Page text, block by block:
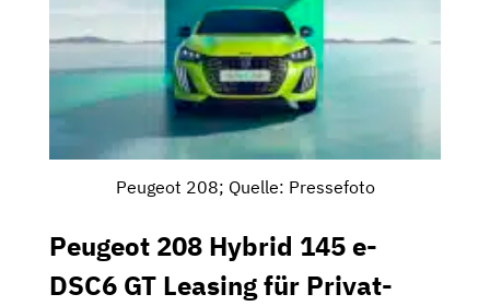
Peugeot 208; Quelle: Pressefoto
Peugeot 208 Hybrid 145 e-
DSC6 GT Leasing für Privat-